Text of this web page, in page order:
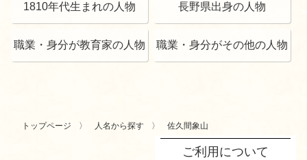
1810年代生まれの人物
長野県出身の人物
職業・身分が教育家の人物 職業・身分がその他の人物
トップページ 人名から探す 佐久間象山
ご利用について